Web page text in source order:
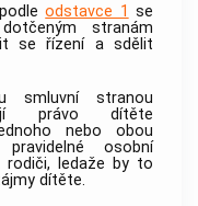
odstavce 1 se
stranám
se řízení a sdělit
smluvní stranou
právo dítěte
nebo obou
osobní
rodiči, ledaže by to
dítěte.